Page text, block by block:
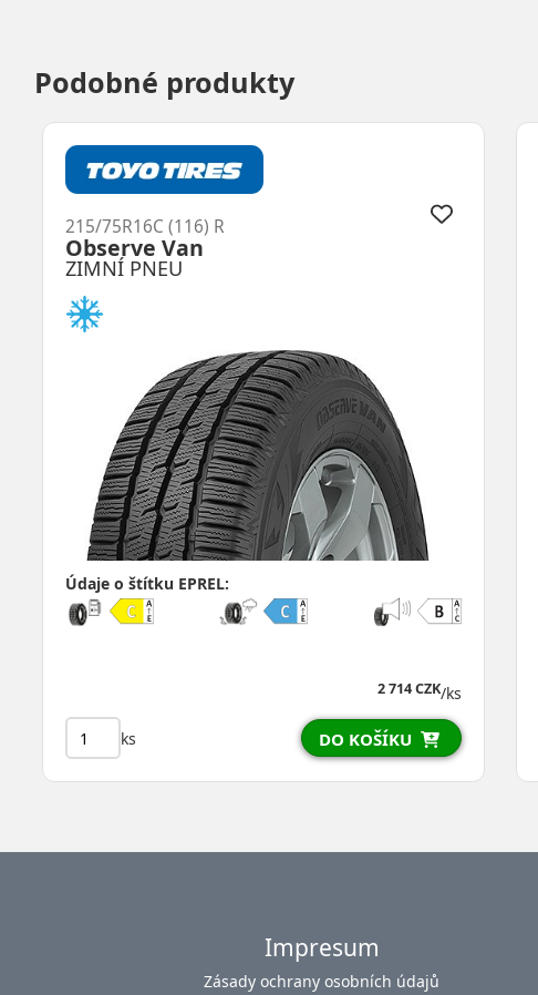
Podobné produkty
ZIMNÍ PNEU
Observe Van
215/75R16C (116) R
Údaje o štítku EPREL:
2 714 CZK/ks
ks DO KOŠÍKU
Impresum
Zásady ochrany osobních údajů